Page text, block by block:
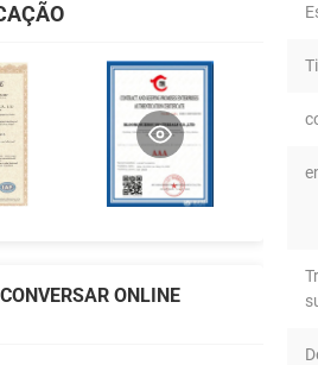
ONLINE